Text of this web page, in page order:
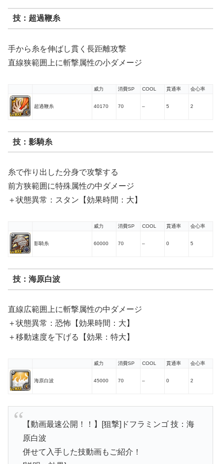
技：超過鞭糸
手から糸を伸ばし貫く長距離攻撃
直線狭範囲上に斬撃属性の小ダメージ
威力 消費SP COOL 貫通率 会心率
超過鞭糸 40170 70 – 5 2
技：影騎糸
糸で作り出した分身で攻撃する
前方狭範囲に特殊属性の中ダメージ
＋状態異常：スタン【効果時間：大】
威力 消費SP COOL 貫通率 会心率
影騎糸 60000 70 – 0 5
技：海原白波
直線広範囲上に斬撃属性の中ダメージ
＋状態異常：恐怖【効果時間：大】
＋移動速度を下げる【効果：特大】
威力 消費SP COOL 貫通率 会心率
海原白波 45000 70 – 0 2
【動画最速公開！！】[狙撃]ドフラミンゴ 技：海
原白波
併せて入手した技動画もご紹介！